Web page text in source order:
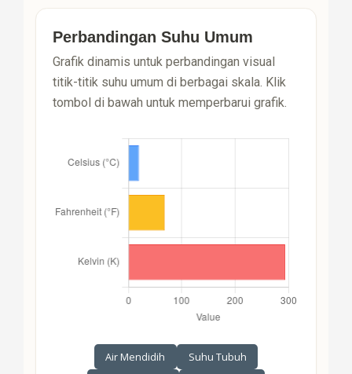
Perbandingan Suhu Umum
Grafik dinamis untuk perbandingan visual
titik-titik suhu umum di berbagai skala. Klik
tombol di bawah untuk memperbarui grafik.
Air Mendidih
Suhu Tubuh